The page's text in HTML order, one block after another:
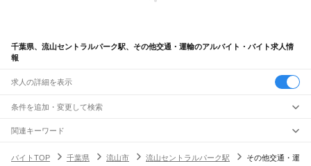
千葉県、流山セントラルパーク駅、その他交通・運輸のアルバイト・バイト求人情
報
求人の詳細を表示
条件を追加・変更して検索
市区町村を追加・変更
千葉県すべて
駅を追加・変更
関連キーワード
バイトTOP
千葉県 流山市 流山セントラルパーク駅 その他交通・運